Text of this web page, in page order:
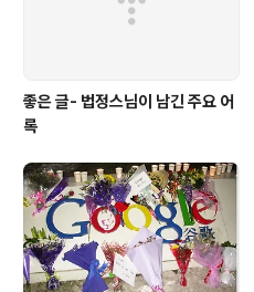
좋은 글- 법정스님이 남긴 주요 어
록